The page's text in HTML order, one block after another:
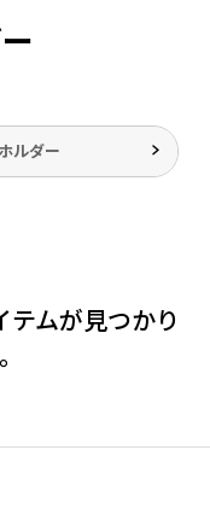
ルダー
ムが見つかり